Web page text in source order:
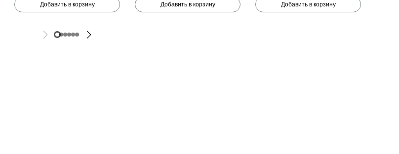
Добавить в корзину Добавить в корзину Добавить в корзину